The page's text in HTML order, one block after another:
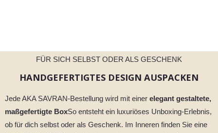
FÜR SICH SELBST ODER ALS GESCHENK
HANDGEFERTIGTES DESIGN AUSPACKEN
Jede AKA SAVRAN-Bestellung wird mit einer elegant gestaltete,
maßgefertigte BoxSo entsteht ein luxuriöses Unboxing-Erlebnis,
ob für dich selbst oder als Geschenk. Im Inneren finden Sie eine